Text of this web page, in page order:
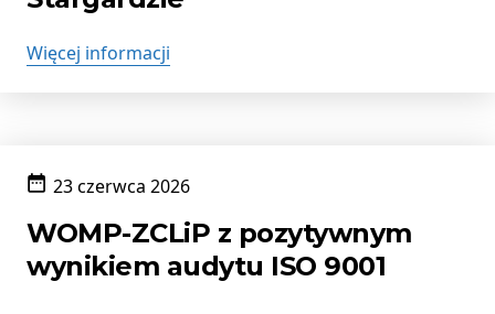
Więcej informacji
Data
publikacji:
23 czerwca 2026
WOMP-ZCLiP z pozytywnym
wynikiem audytu ISO 9001